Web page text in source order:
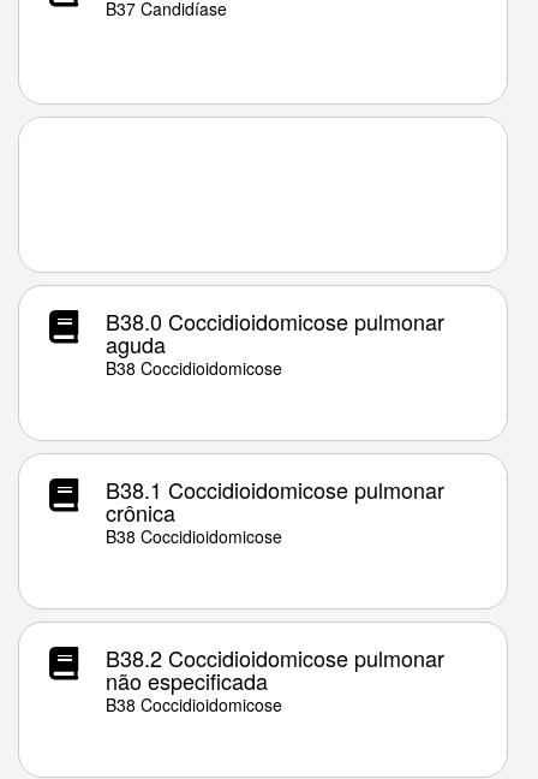
B37 Candidíase
B38.0 Coccidioidomicose pulmonar
aguda
B38 Coccidioidomicose
B38.1 Coccidioidomicose pulmonar
crônica
B38 Coccidioidomicose
B38.2 Coccidioidomicose pulmonar
não especificada
B38 Coccidioidomicose